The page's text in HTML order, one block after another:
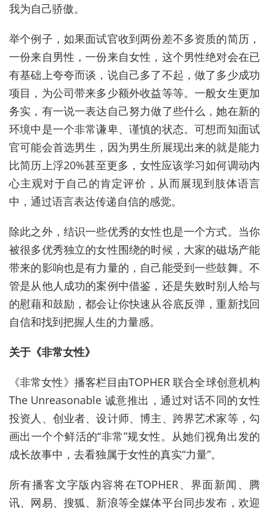
我为自己骄傲。
举个例子，如果面试官收到两份差不多资质的简历，
一份来自男性，一份来自女性，这个男性绝对会在已
有基础上夸夸而谈，说自己多了不起，做了多少成功
项目，为公司带来多少额外收益等等。一般女生更加
务实，有一说一表达自己努力做了些什么，她在新的
环境中是一个非常谦卑、谨慎的状态。可想而知面试
官可能会首选男生，因为男生所展现出来的就是能力
比简历上浮20%甚至更多，女性应该学习如何调动内
心主观对于自己的肯定评价，从而展现到肢体语言
中，通过语言表达传递自信的感觉。
除此之外，结识一些优秀的女性也是一个方式。当你
被很多优秀独立的女性围绕的时候，大家的磁场产能
带来的影响也是有力量的，自己能受到一些鼓舞。不
管是从他人成功的案例中借鉴，还是失败时别人给与
的慰藉和鼓励，都会让你快速从谷底反弹，重新找回
自信和找到把握人生的力量感。
关于《非常女性》
《非常女性》播客栏目由TOPHER 联合全球创意机构
The Unreasonable 诚意推出，通过对话不同的女性
投资人、创业者、设计师、博主、跨界艺术家等，勾
画出一个个鲜活的“非常”规女性。从她们视角出发的
成长故事中，去看独属于女性的真实“力量”。
所有播客文字版内容将在TOPHER、界面新闻、腾
讯、网易、搜狐、新浪等全媒体平台同步发布，欢迎